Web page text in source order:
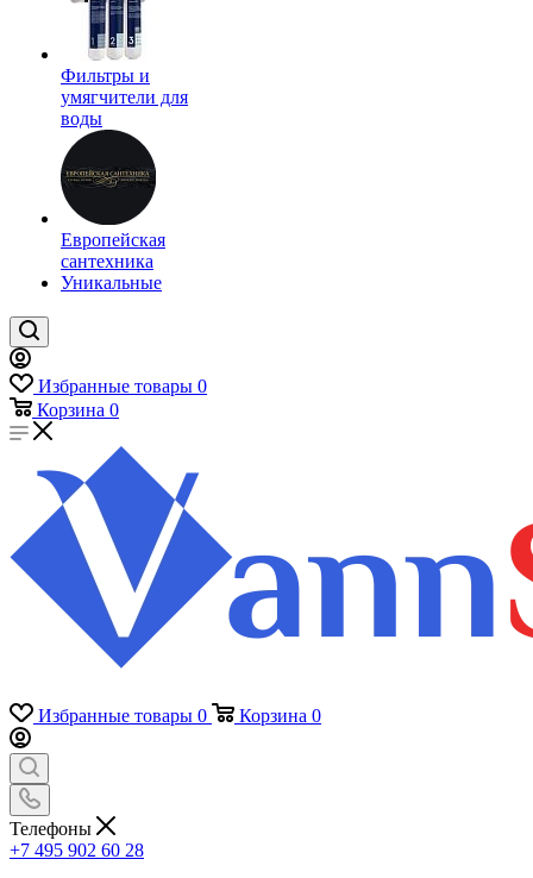
Фильтры и
умягчители для
воды
Европейская
сантехника
Уникальные
Избранные товары 0
Корзина 0
Избранные товары 0 Корзина 0
Телефоны
+7 495 902 60 28